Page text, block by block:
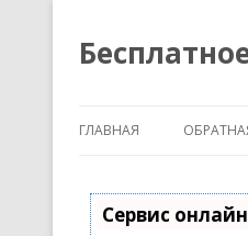
ГЛАВНАЯ
Сервис